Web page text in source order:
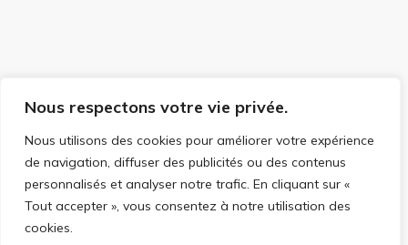
Nous respectons votre vie privée.
Nous utilisons des cookies pour améliorer votre expérience
de navigation, diffuser des publicités ou des contenus
personnalisés et analyser notre trafic. En cliquant sur «
Tout accepter », vous consentez à notre utilisation des
cookies.